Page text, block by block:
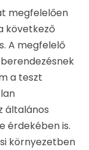
megfelelően
következő
A megfelelő
a teszt
általános
érdekében is.
környezetben